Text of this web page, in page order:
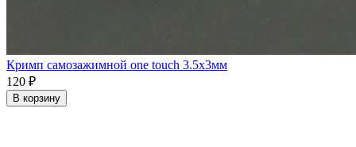
Кримп самозажимной one touch 3.5x3мм
120 ₽
В корзину